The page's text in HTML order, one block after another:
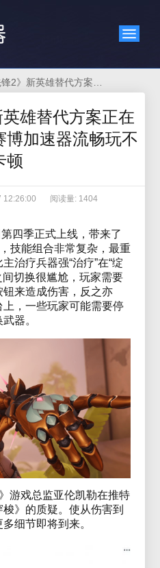
英雄替代方案正在
博加速器流畅玩不
顿
12:26:00 阅读量: 1404
四季正式上线，带来了
技能组合非常复杂，最重
治疗兵器强“治疗”在“绽
间切换很尴尬，玩家需要
来造成伤害，反之亦
，一些玩家可能需要停
器。
游戏总监亚伦凯勒在推特
梭》的质疑。使从伤害到
细节即将到来。